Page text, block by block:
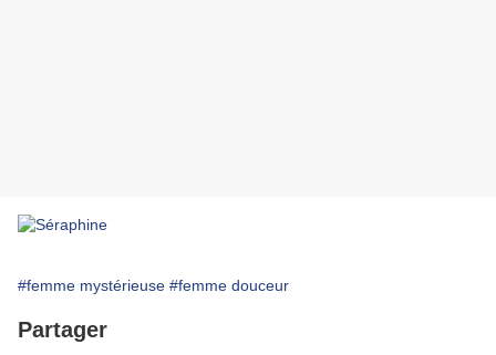
#femme mystérieuse #femme douceur
Partager